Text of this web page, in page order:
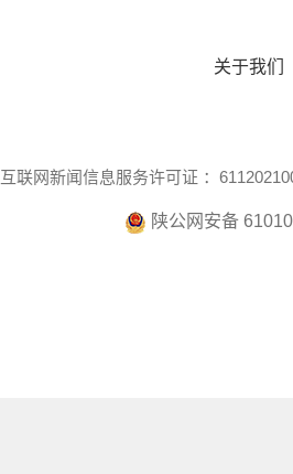
关于我们
互联网新闻信息服务许可证 ：
陕公网安备